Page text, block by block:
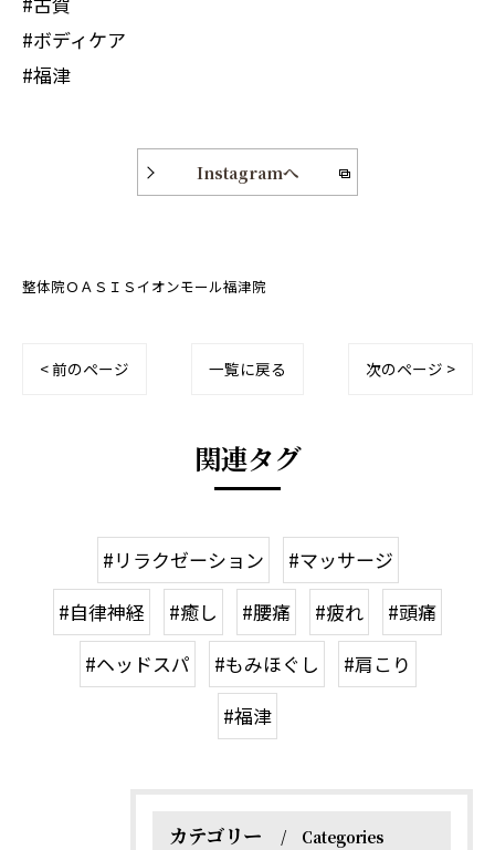
#ボディケア
#福津
Instagramへ
整体院ＯＡＳＩＳイオンモール福津院
< 前のページ 一覧に戻る 次のページ >
関連タグ
#リラクゼーション
#マッサージ
#自律神経
#癒し #腰痛 #疲れ
#頭痛
#ヘッドスパ
#もみほぐし
#肩こり
#福津
カテゴリー Categories